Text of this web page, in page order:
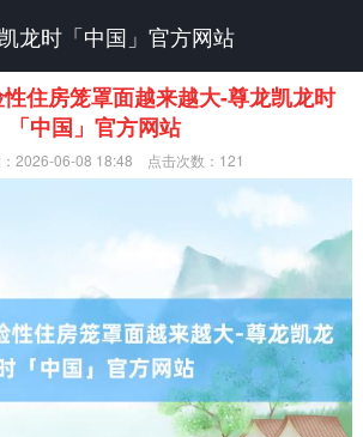
龙时「中国」官方网站
住房笼罩面越来越大-尊龙凯龙时
「中国」官方网站
：2026-06-08 18:48 点击次数：121